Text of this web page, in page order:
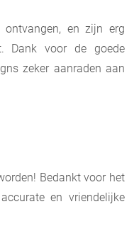
ontvangen, en zijn erg
Dank voor de goede
zeker aanraden aan
Bedankt voor het
en vriendelijke